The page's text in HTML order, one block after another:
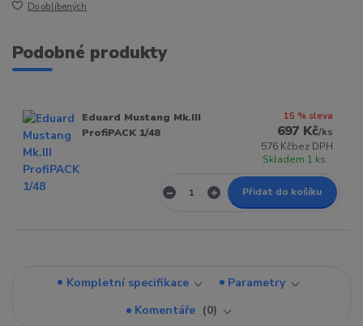
Do oblíbených
Podobné produkty
Eduard Mustang Mk.III
ProfiPACK 1/48
15 % sleva
697 Kč/ks
576 Kčbez DPH
Skladem 1 ks
Přidat do košíku
Kompletní specifikace
Parametry
Komentáře
0